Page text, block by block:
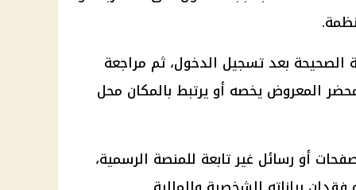
الصحيحة بعد تسجيل الدخول، ثم مراجعة
المعروض يخصه أو يرتبط بالمكان محل
أو رسائل غير تابعة للمنصة الرسمية،